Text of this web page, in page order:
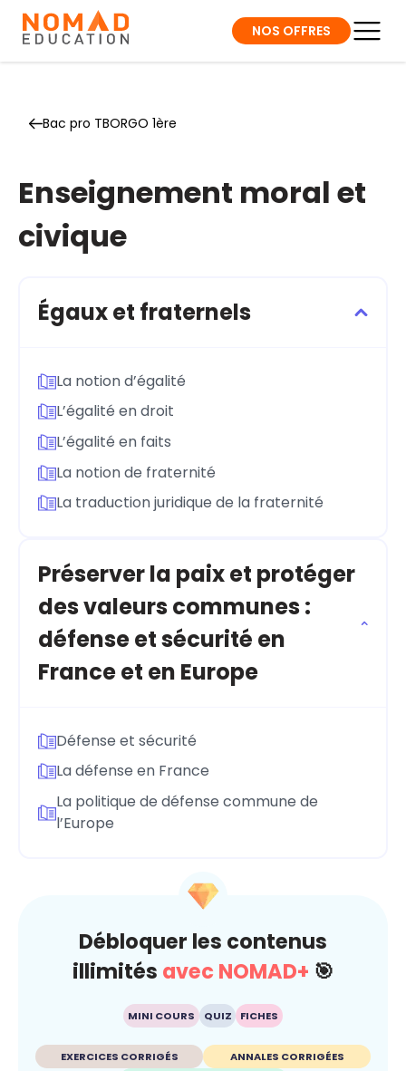
NOS OFFRES
Bac pro TBORGO 1ère
Enseignement moral et
civique
Égaux et fraternels
La notion d’égalité
L’égalité en droit
L’égalité en faits
La notion de fraternité
La traduction juridique de la fraternité
Préserver la paix et protéger
des valeurs communes :
défense et sécurité en
France et en Europe
Défense et sécurité
La défense en France
La politique de défense commune de
l’Europe
Débloquer les contenus
illimités avec NOMAD+ 🎯
MINI COURS QUIZ FICHES
EXERCICES CORRIGÉS
ANNALES CORRIGÉES